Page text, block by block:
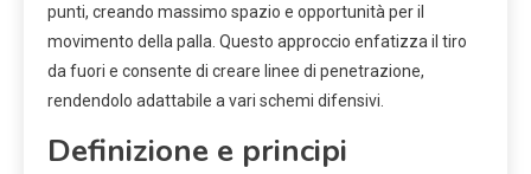
punti, creando massimo spazio e opportunità per il
movimento della palla. Questo approccio enfatizza il tiro
da fuori e consente di creare linee di penetrazione,
rendendolo adattabile a vari schemi difensivi.
Definizione e principi